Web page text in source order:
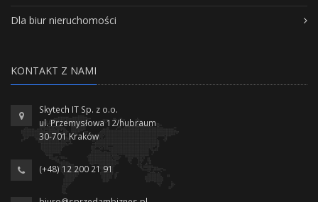
Dla biur nieruchomości
KONTAKT Z NAMI
Skytech IT Sp. z o.o.
ul. Przemysłowa 12/hubraum
30-701 Kraków
(+48) 12 200 21 91